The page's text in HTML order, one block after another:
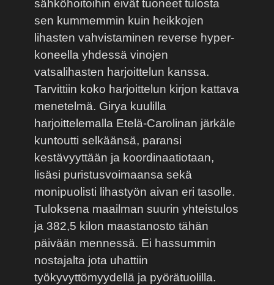
sähköhoitoihin eivät tuoneet tulosta
sen kummemmin kuin heikkojen
lihasten vahvistaminen reverse hyper-
koneella yhdessä vinojen
vatsalihasten harjoittelun kanssa.
Tarvittiin koko harjoittelun kirjon kattava
menetelmä. Girya kuulilla
harjoittelemalla Etelä-Carolinan järkäle
kuntoutti selkäänsä, paransi
kestävyyttään ja koordinaatiotaan,
lisäsi puristusvoimaansa sekä
monipuolisti lihastyön aivan eri tasolle.
Tuloksena maailman suurin yhteistulos
ja 382,5 kilon maastanosto tähän
päivään mennessä. Ei hassummin
nostajalta jota uhattiin
työkyvyttömyydellä ja pyörätuolilla.